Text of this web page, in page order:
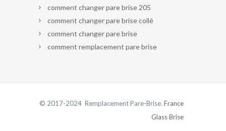
comment changer pare brise 205
comment changer pare brise collé
comment changer pare brise
comment remplacement pare brise
© 2017-2024 Remplacement Pare-Brise. France
Glass Brise